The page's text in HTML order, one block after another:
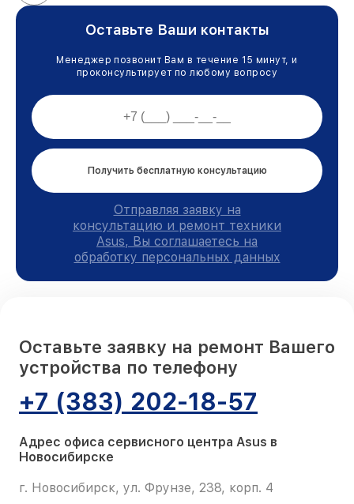
Оставьте Ваши контакты
Менеджер позвонит Вам в течение 15 минут, и
проконсультирует по любому вопросу
Получить бесплатную консультацию
Отправляя заявку на
консультацию и ремонт техники
Asus, Вы соглашаетесь на
обработку персональных данных
Оставьте заявку на ремонт Вашего
устройства по телефону
+7 (383) 202-18-57
Адрес офиса сервисного центра Asus в
Новосибирске
г. Новосибирск, ул. Фрунзе, 238, корп. 4